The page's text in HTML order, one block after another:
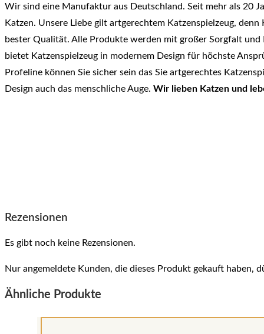
Wir sind eine Manufaktur aus Deutschland. Seit mehr als 20
Katzen. Unsere Liebe gilt artgerechtem Katzenspielzeug,
bester Qualität. Alle Produkte werden mit großer Sorgfalt
bietet Katzenspielzeug in modernem Design für höchste
Profeline können Sie sicher sein das Sie artgerechtes
Design auch das menschliche Auge. Wir lieben Katzen und
Rezensionen
Es gibt noch keine Rezensionen.
Nur angemeldete Kunden, die dieses Produkt gekauft haben,
Ähnliche Produkte